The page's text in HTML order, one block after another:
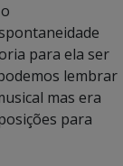
para ela ser
lembrar
mas era
para